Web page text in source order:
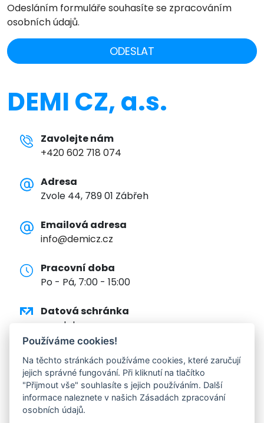
Odesláním formuláře souhasíte se zpracováním
osobních údajů.
ODESLAT
DEMI CZ, a.s.
Zavolejte nám
+420 602 718 074
Adresa
Zvole 44, 789 01 Zábřeh
Emailová adresa
info@demicz.cz
Pracovní doba
Po - Pá, 7:00 - 15:00
Datová schránka
eqwdphm
Bankovní spojení
7452900001/5500
IČ, DIČ
25388941, CZ25388941
Používáme cookies!
Na těchto stránkách používáme cookies, které zaručují
jejich správné fungování. Při kliknutí na tlačítko
"Přijmout vše" souhlasíte s jejich používáním. Další
informace naleznete v našich Zásadách zpracování
osobních údajů.